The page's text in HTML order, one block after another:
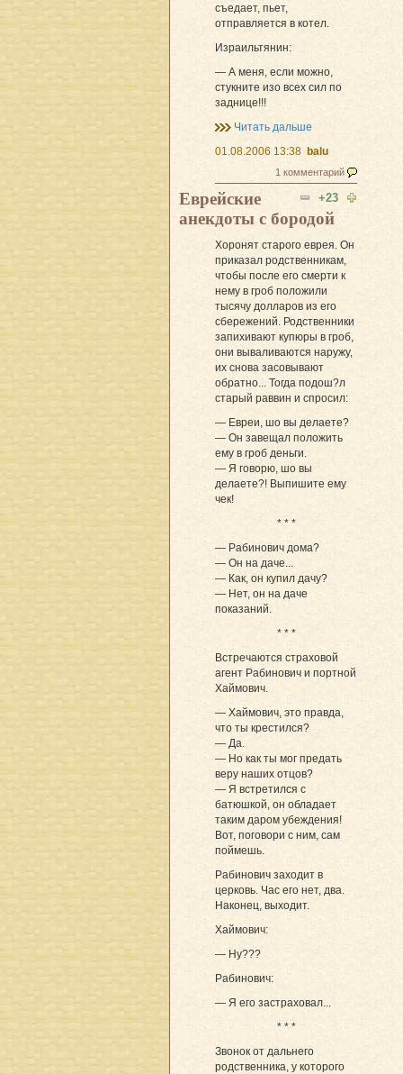
съедает, пьет,
отправляется в котел.
Израильтянин:
— А меня, если можно,
стукните изо всех сил по
заднице!!!
Читать дальше
01.08.2006 13:38 balu
1 комментарий
+23
Еврейские
анекдоты с бородой
Хоронят старого еврея. Он
приказал родственникам,
чтобы после его смерти к
нему в гроб положили
тысячу долларов из его
сбережений. Родственники
запихивают купюры в гроб,
они вываливаются наружу,
их снова засовывают
обратно... Тогда подош?л
старый раввин и спросил:
— Евреи, шо вы делаете?
— Он завещал положить
ему в гроб деньги.
— Я говорю, шо вы
делаете?! Выпишите ему
чек!
* * *
— Рабинович дома?
— Он на даче...
— Как, он купил дачу?
— Нет, он на даче
показаний.
* * *
Встречаются страховой
агент Рабинович и портной
Хаймович.
— Хаймович, это правда,
что ты крестился?
— Да.
— Но как ты мог предать
веру наших отцов?
— Я встретился с
батюшкой, он обладает
таким даром убеждения!
Вот, поговори с ним, сам
поймешь.
Рабинович заходит в
церковь. Час его нет, два.
Наконец, выходит.
Хаймович:
— Ну???
Рабинович:
— Я его застраховал...
* * *
Звонок от дальнего
родственника, у которого